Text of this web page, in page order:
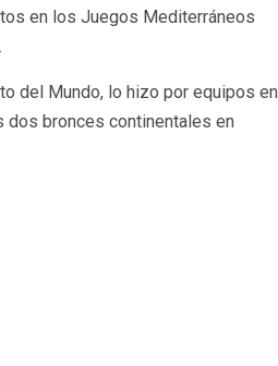
en los Juegos Mediterráneos
del Mundo, lo hizo por equipos en
dos bronces continentales en